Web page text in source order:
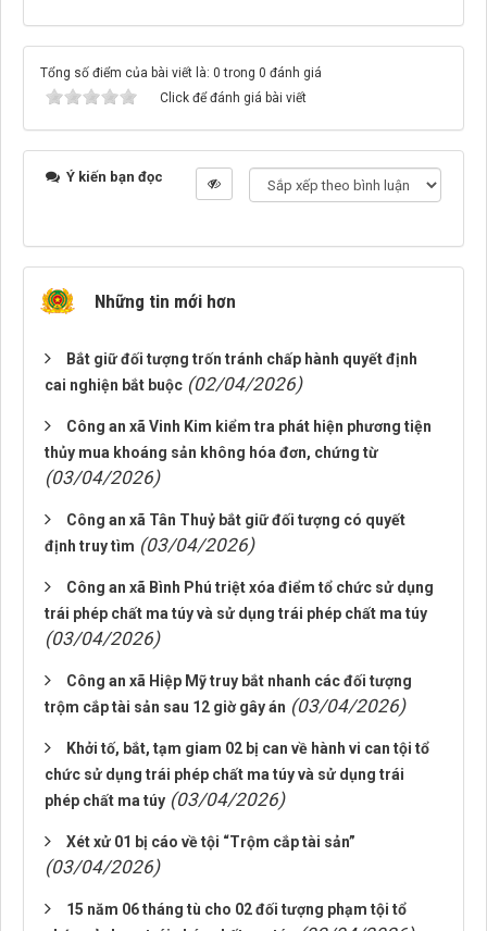
Tổng số điểm của bài viết là: 0 trong 0 đánh giá
Click để đánh giá bài viết
Ý kiến bạn đọc
Những tin mới hơn
Bắt giữ đối tượng trốn tránh chấp hành quyết định
cai nghiện bắt buộc (02/04/2026)
Công an xã Vinh Kim kiểm tra phát hiện phương tiện
thủy mua khoáng sản không hóa đơn, chứng từ
(03/04/2026)
Công an xã Tân Thuỷ bắt giữ đối tượng có quyết
định truy tìm (03/04/2026)
Công an xã Bình Phú triệt xóa điểm tổ chức sử dụng
trái phép chất ma túy và sử dụng trái phép chất ma túy
(03/04/2026)
Công an xã Hiệp Mỹ truy bắt nhanh các đối tượng
trộm cắp tài sản sau 12 giờ gây án (03/04/2026)
Khởi tố, bắt, tạm giam 02 bị can về hành vi can tội tổ
chức sử dụng trái phép chất ma túy và sử dụng trái
phép chất ma túy (03/04/2026)
Xét xử 01 bị cáo về tội “Trộm cắp tài sản”
(03/04/2026)
15 năm 06 tháng tù cho 02 đối tượng phạm tội tổ